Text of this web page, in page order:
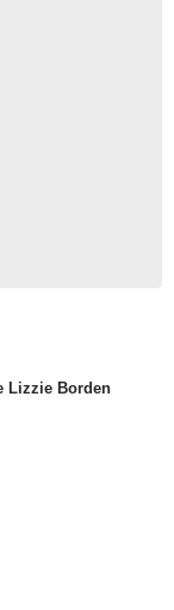
Lizzie Borden